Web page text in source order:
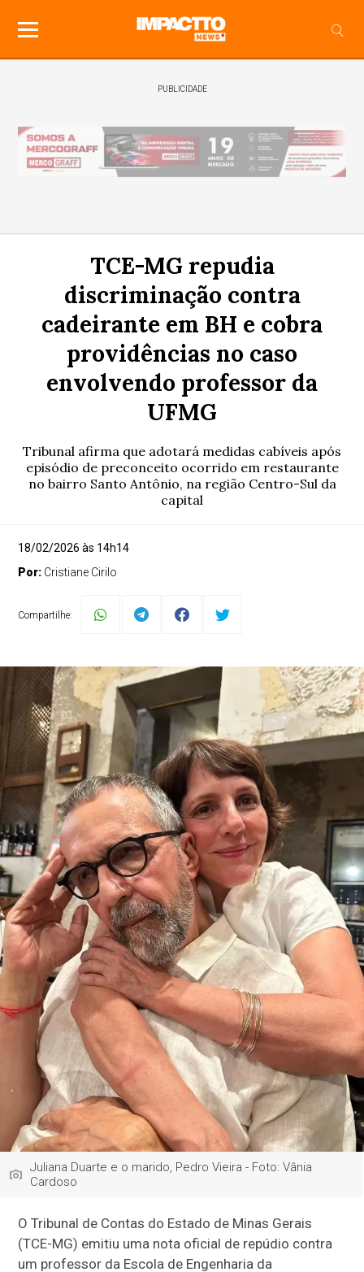
PUBLICIDADE
TCE-MG repudia
discriminação contra
cadeirante em BH e cobra
providências no caso
envolvendo professor da
UFMG
Tribunal afirma que adotará medidas cabíveis após
episódio de preconceito ocorrido em restaurante
no bairro Santo Antônio, na região Centro-Sul da
capital
18/02/2026 às 14h14
Por: Cristiane Cirilo
Compartilhe:
Juliana Duarte e o marido, Pedro Vieira - Foto: Vânia
Cardoso
O Tribunal de Contas do Estado de Minas Gerais
(TCE-MG) emitiu uma nota oficial de repúdio contra
um professor da Escola de Engenharia da